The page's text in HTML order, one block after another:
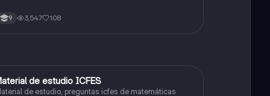
9 3,547 108
ICFES: Matemáticas
de estudio ICFES
de estudio, preguntas icfes de matemáticas